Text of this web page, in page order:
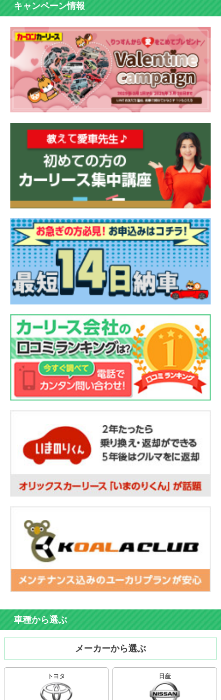
キャンペーン情報
車種から選ぶ
メーカーから選ぶ
トヨタ 日産